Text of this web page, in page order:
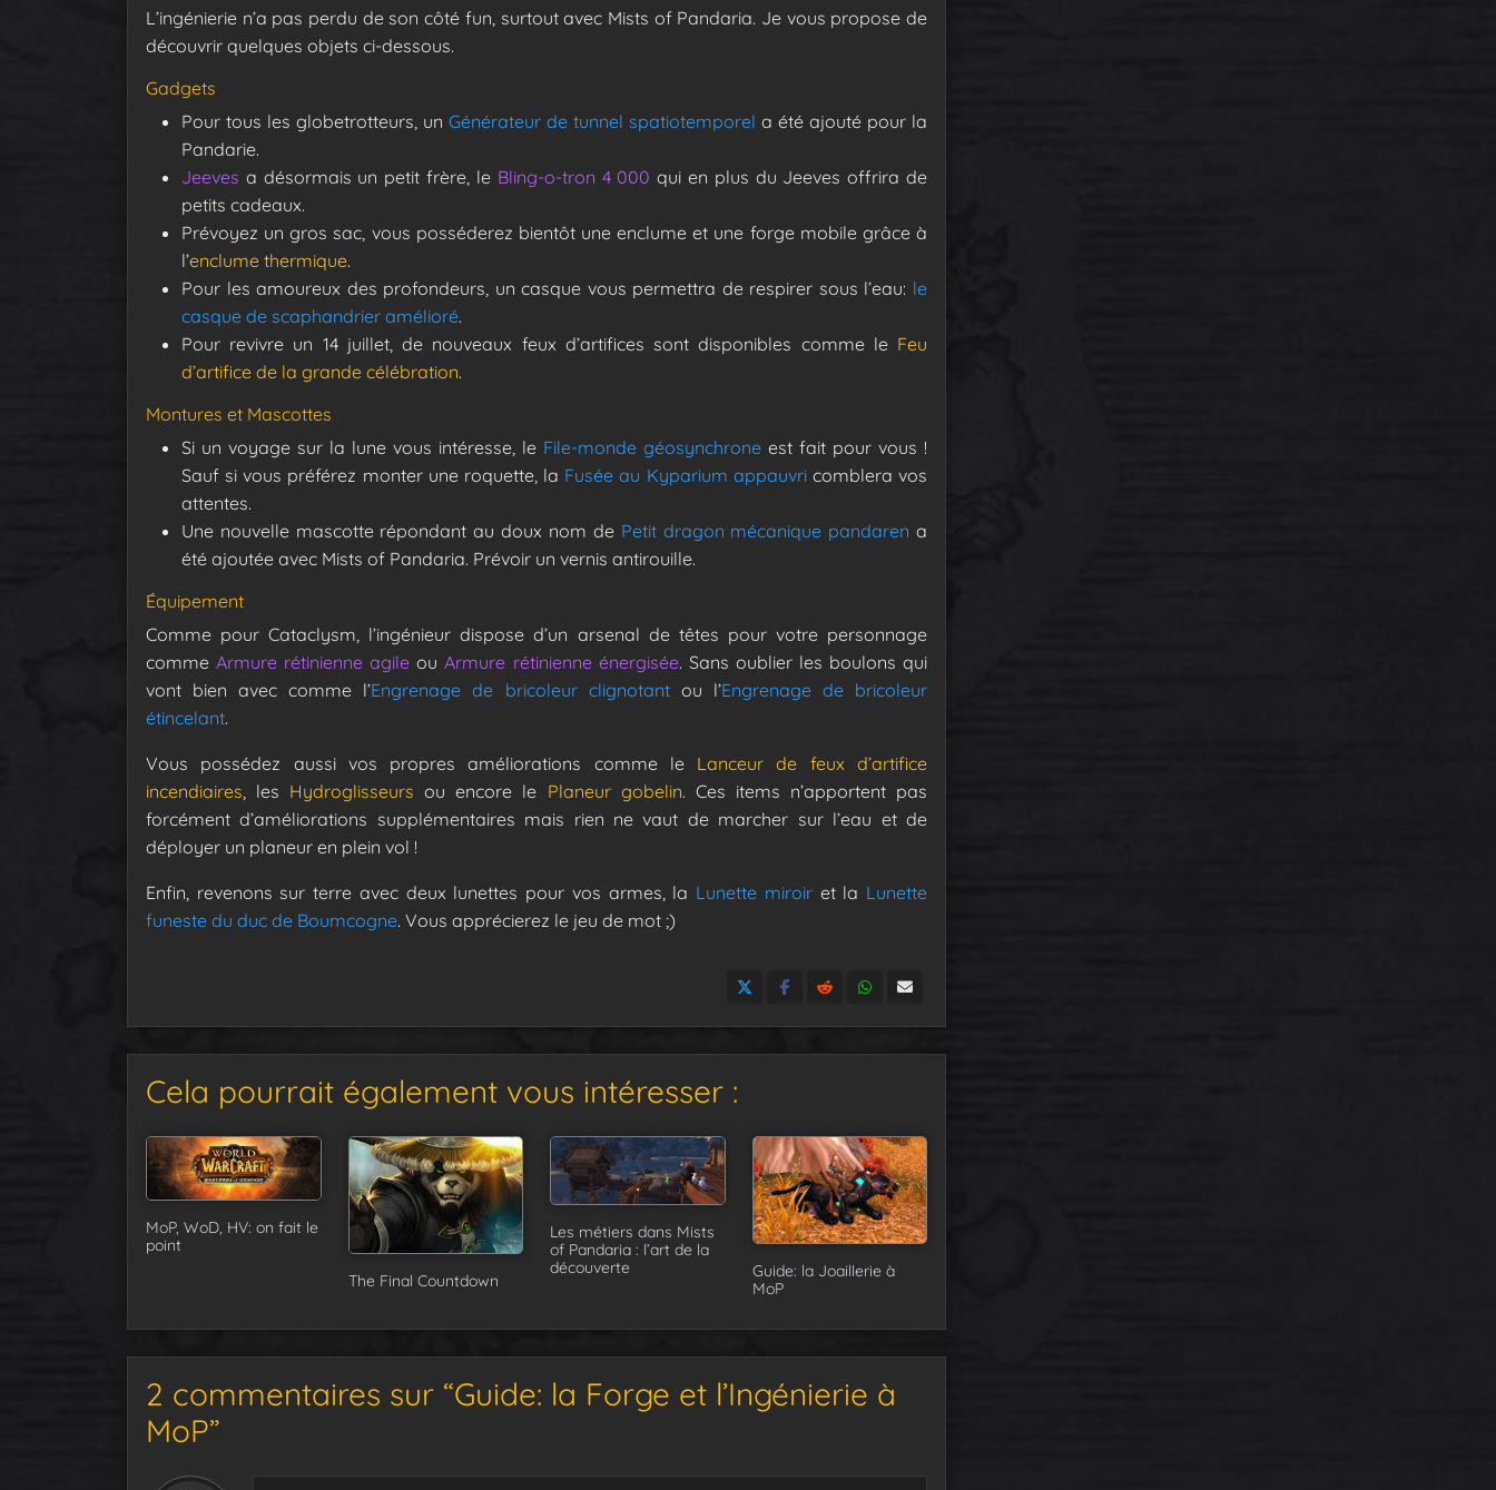
L’ingénierie n’a pas perdu de son côté fun, surtout avec Mists of Pandaria. Je vous propose de
découvrir quelques objets ci-dessous.
Gadgets
Pour tous les globetrotteurs, un Générateur de tunnel spatiotemporel a été ajouté pour la
Pandarie.
Jeeves a désormais un petit frère, le Bling-o-tron 4 000 qui en plus du Jeeves offrira de
petits cadeaux.
Prévoyez un gros sac, vous posséderez bientôt une enclume et une forge mobile grâce à
l’enclume thermique.
Pour les amoureux des profondeurs, un casque vous permettra de respirer sous l’eau: le
casque de scaphandrier amélioré.
Pour revivre un 14 juillet, de nouveaux feux d’artifices sont disponibles comme le Feu
d’artifice de la grande célébration.
Montures et Mascottes
Si un voyage sur la lune vous intéresse, le File-monde géosynchrone est fait pour vous !
Sauf si vous préférez monter une roquette, la Fusée au Kyparium appauvricomblera vos
attentes.
Une nouvelle mascotte répondant au doux nom de Petit dragon mécanique pandaren a
été ajoutée avec Mists of Pandaria. Prévoir un vernis antirouille.
Équipement
Comme pour Cataclysm, l’ingénieur dispose d’un arsenal de têtes pour votre personnage
commeArmure rétinienne agile ou Armure rétinienne énergisée. Sans oublier les boulons qui
vont bien avec comme l’Engrenage de bricoleur clignotantou l’Engrenage de bricoleur
étincelant.
Vous possédez aussi vos propres améliorations comme le Lanceur de feux d’artifice
incendiaires, les Hydroglisseurs ou encore le Planeur gobelin. Ces items n’apportent pas
forcément d’améliorations supplémentaires mais rien ne vaut de marcher sur l’eau et de
déployer un planeur en plein vol !
Enfin, revenons sur terre avec deux lunettes pour vos armes, la Lunette miroiret la Lunette
funeste du duc de Boumcogne. Vous apprécierez le jeu de mot ;)
Cela pourrait également vous intéresser :
MoP, WoD, HV: on fait le
point
The Final Countdown
Les métiers dans Mists
of Pandaria : l’art de la
découverte
Guide: la Joaillerie à
MoP
2 commentaires sur “Guide: la Forge et l’Ingénierie à
MoP”